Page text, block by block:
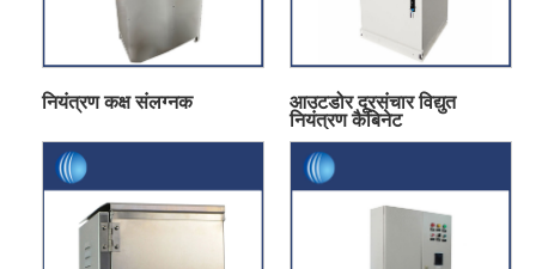
नियंत्रण कक्ष संलग्नक
आउटडोर दूरसंचार विद्युत
नियंत्रण कैबिनेट